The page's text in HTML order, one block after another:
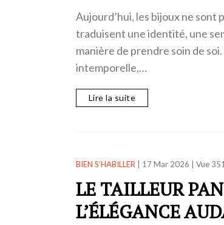
Aujourd’hui, les bijoux ne sont
traduisent une identité, une
manière de prendre soin de
intemporelle,…
Lire la suite
BIEN S’HABILLER| 17 Mar 2026 Vue
LE TAILLEUR
L’ÉLÉGANCE